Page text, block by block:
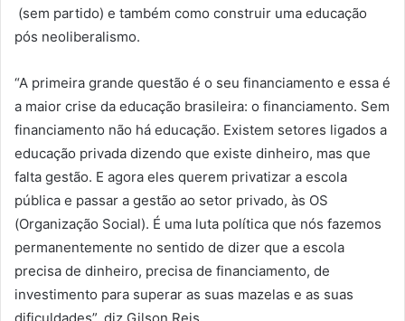
(sem partido) e também como construir uma educação
pós neoliberalismo.
“A primeira grande questão é o seu financiamento e essa é
a maior crise da educação brasileira: o financiamento. Sem
financiamento não há educação. Existem setores ligados a
educação privada dizendo que existe dinheiro, mas que
falta gestão. E agora eles querem privatizar a escola
pública e passar a gestão ao setor privado, às OS
(Organização Social). É uma luta política que nós fazemos
permanentemente no sentido de dizer que a escola
precisa de dinheiro, precisa de financiamento, de
investimento para superar as suas mazelas e as suas